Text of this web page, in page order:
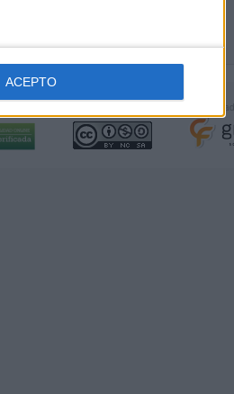
ACEPTO